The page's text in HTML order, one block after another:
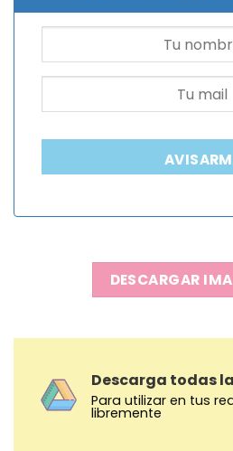
DESCARGAR
Descarga todas
Para utilizar en tus
libremente